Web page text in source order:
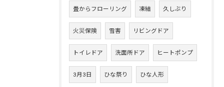
畳からフローリング 凍結 久しぶり
火災保険 雪害 リビングドア
トイレドア 洗面所ドア ヒートポンプ
3月3日 ひな祭り ひな人形